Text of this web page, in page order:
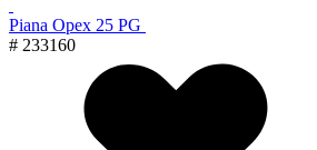
Piana Орех 25 PG
# 233160